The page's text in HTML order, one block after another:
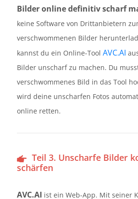
Bilder online definitiv scharf
keine Software von Drittanbietern
verschwommenen Bilder
kannst du ein Online-Tool AVC.AI
Bilder unscharf zu machen. Du
verschwommenes Bild in das Tool
wird deine unscharfen Fotos
online retten.
Teil 3. Unscharfe Bilder
schärfen
AVC.AI ist ein Web-App. Mit seiner